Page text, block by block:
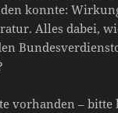
konnte:
Alles dabei,
vorhanden – bitte